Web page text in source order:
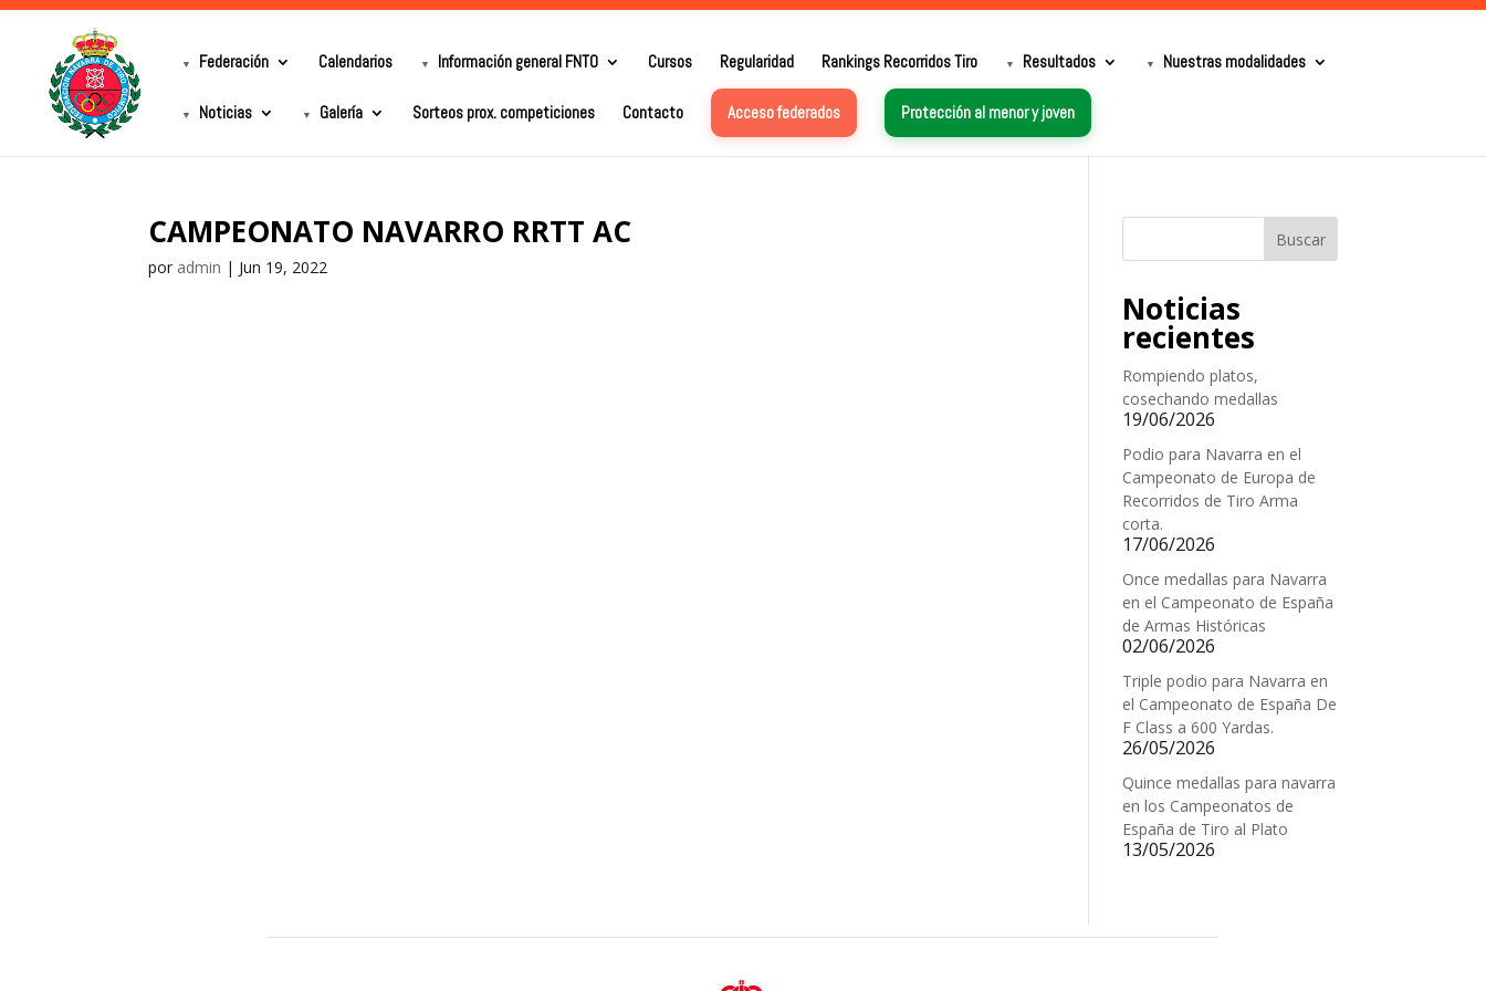
Federación Calendarios Información general FNTO Cursos Regularidad Rankings Recorridos Tiro Resultados Nuestras modalidades
Noticias Galería Sorteos prox. competiciones Contacto Acceso federados Protección al menor y joven
CAMPEONATO NAVARRO RRTT AC
por admin | Jun 19, 2022
Buscar
Noticias
recientes
Rompiendo platos,
cosechando medallas
19/06/2026
Podio para Navarra en el
Campeonato de Europa de
Recorridos de Tiro Arma
corta.
17/06/2026
Once medallas para Navarra
en el Campeonato de España
de Armas Históricas
02/06/2026
Triple podio para Navarra en
el Campeonato de España De
F Class a 600 Yardas.
26/05/2026
Quince medallas para navarra
en los Campeonatos de
España de Tiro al Plato
13/05/2026